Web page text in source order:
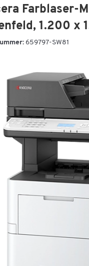
Farblaser-
1.200 x
659797-SW81